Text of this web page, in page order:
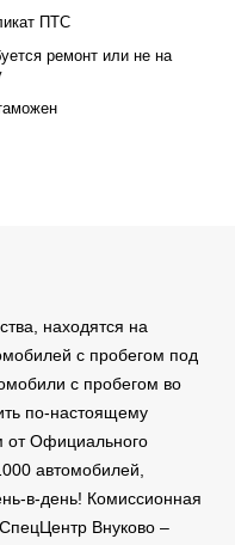
ПТС
ремонт или не на
находятся на
с пробегом под
с пробегом во
по-настоящему
Официального
автомобилей,
в-день! Комиссионная
Внуково –